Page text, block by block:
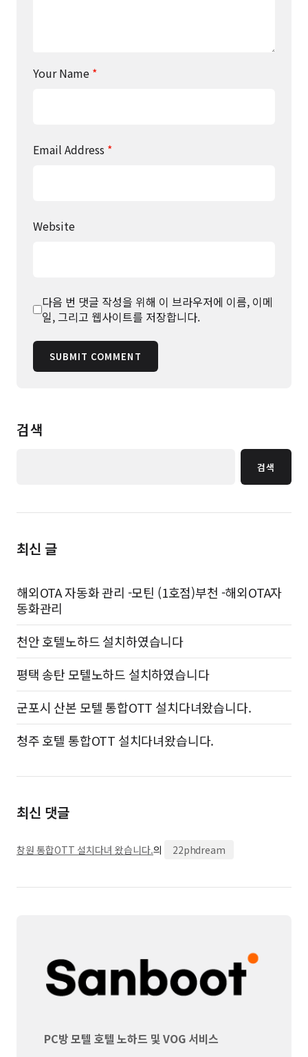
Your Name *
Email Address *
Website
다음 번 댓글 작성을 위해 이 브라우저에 이름, 이메
일, 그리고 웹사이트를 저장합니다.
SUBMIT COMMENT
검색
검색
최신 글
해외OTA 자동화 관리 -모틴 (1호점)부천 -해외OTA자
동화관리
천안 호텔노하드 설치하였습니다
평택 송탄 모텔노하드 설치하였습니다
군포시 산본 모텔 통합OTT 설치다녀왔습니다.
청주 호텔 통합OTT 설치다녀왔습니다.
최신 댓글
창원 통합OTT 설치다녀 왔습니다.의 22phdream
PC방 모텔 호텔 노하드 및 VOG 서비스